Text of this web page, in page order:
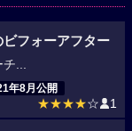
フォーアフター
チ...
年8月公開
★★★★☆ 1